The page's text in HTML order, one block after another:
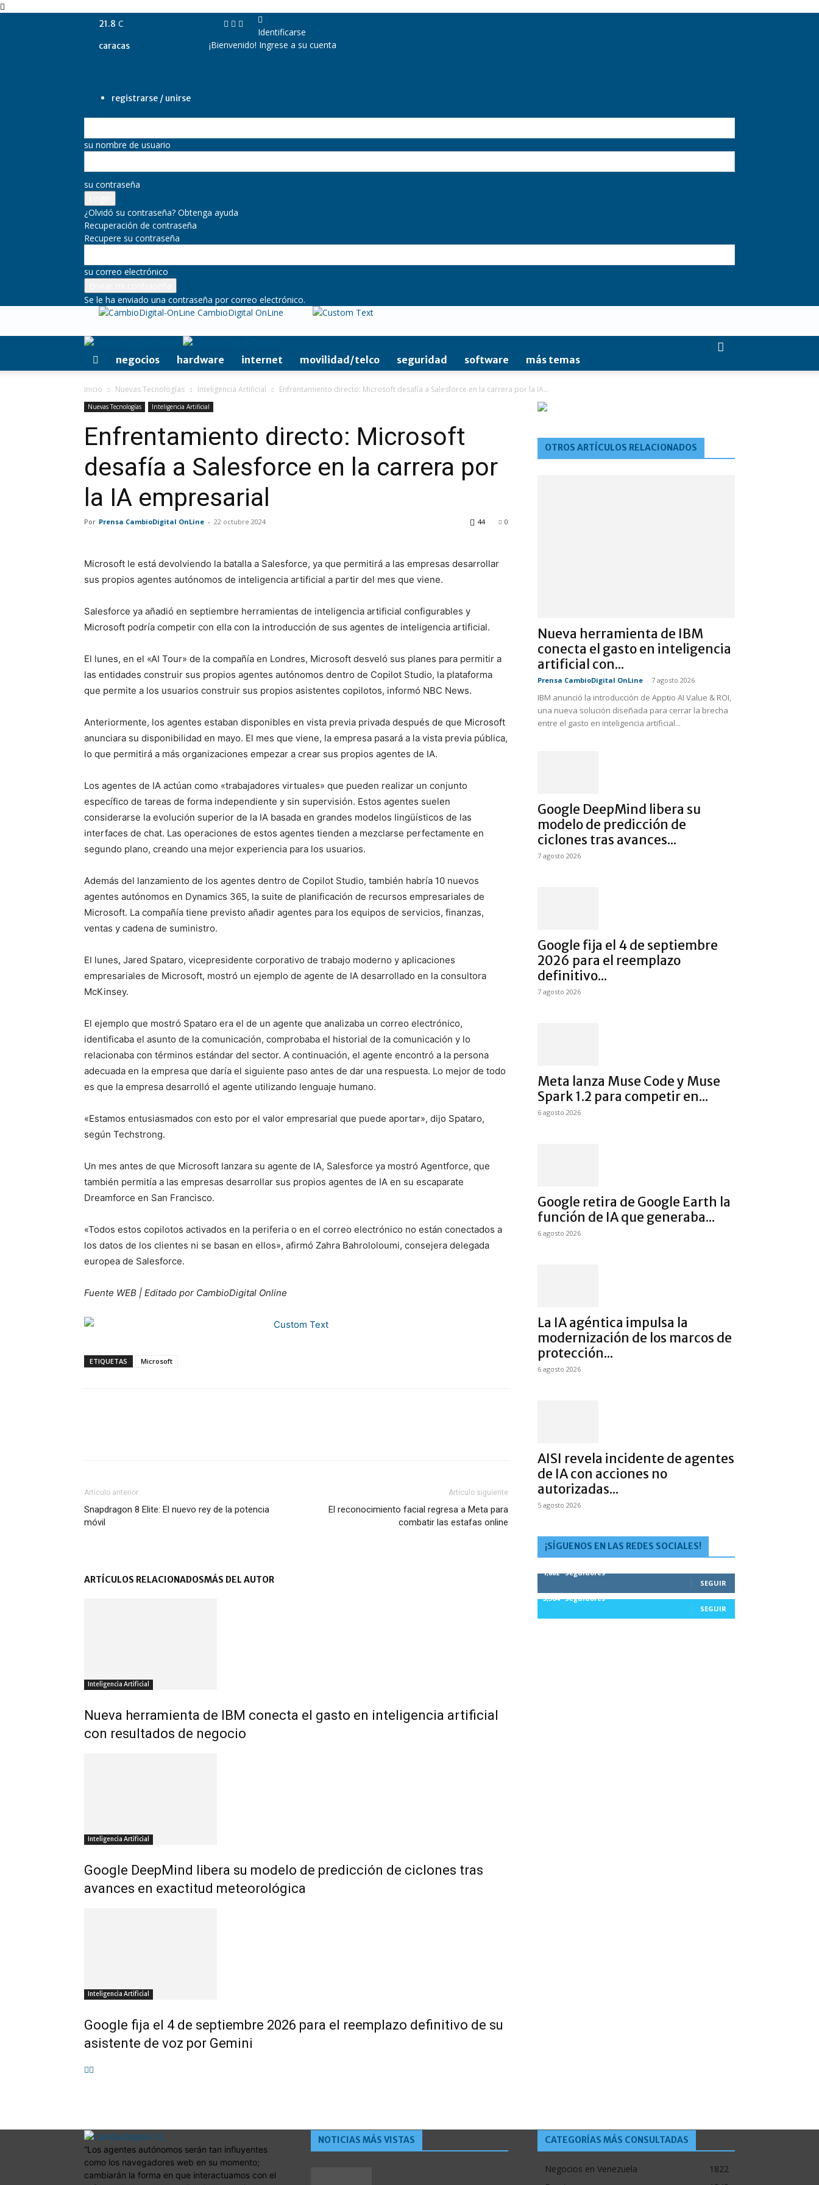
21.8 C
caracas
registrarse / unirse
Identificarse
¡Bienvenido! Ingrese a su cuenta
su nombre de usuario
su contraseña
¿Olvidó su contraseña? Obtenga ayuda
Recuperación de contraseña
Recupere su contraseña
su correo electrónico
Se le ha enviado una contraseña por correo electrónico.
CambioDigital OnLine
negocios hardware internet movilidad/telco seguridad software más temas
Inicio Nuevas Tecnologías Inteligencia Artificial Enfrentamiento directo: Microsoft desafía a Salesforce en la carrera por la IA...
Nuevas Tecnologías Inteligencia Artificial
Enfrentamiento directo: Microsoft
desafía a Salesforce en la carrera por
la IA empresarial
Por Prensa CambioDigital OnLine - 22 octubre 2024 0
44
Microsoft le está devolviendo la batalla a Salesforce, ya que permitirá a las empresas desarrollar
sus propios agentes autónomos de inteligencia artificial a partir del mes que viene.
Salesforce ya añadió en septiembre herramientas de inteligencia artificial configurables y
Microsoft podría competir con ella con la introducción de sus agentes de inteligencia artificial.
El lunes, en el «AI Tour» de la compañía en Londres, Microsoft desveló sus planes para permitir a
las entidades construir sus propios agentes autónomos dentro de Copilot Studio, la plataforma
que permite a los usuarios construir sus propios asistentes copilotos, informó NBC News.
Anteriormente, los agentes estaban disponibles en vista previa privada después de que Microsoft
anunciara su disponibilidad en mayo. El mes que viene, la empresa pasará a la vista previa pública,
lo que permitirá a más organizaciones empezar a crear sus propios agentes de IA.
Los agentes de IA actúan como «trabajadores virtuales» que pueden realizar un conjunto
específico de tareas de forma independiente y sin supervisión. Estos agentes suelen
considerarse la evolución superior de la IA basada en grandes modelos lingüísticos de las
interfaces de chat. Las operaciones de estos agentes tienden a mezclarse perfectamente en
segundo plano, creando una mejor experiencia para los usuarios.
Además del lanzamiento de los agentes dentro de Copilot Studio, también habría 10 nuevos
agentes autónomos en Dynamics 365, la suite de planificación de recursos empresariales de
Microsoft. La compañía tiene previsto añadir agentes para los equipos de servicios, finanzas,
ventas y cadena de suministro.
El lunes, Jared Spataro, vicepresidente corporativo de trabajo moderno y aplicaciones
empresariales de Microsoft, mostró un ejemplo de agente de IA desarrollado en la consultora
McKinsey.
El ejemplo que mostró Spataro era el de un agente que analizaba un correo electrónico,
identificaba el asunto de la comunicación, comprobaba el historial de la comunicación y lo
relacionaba con términos estándar del sector. A continuación, el agente encontró a la persona
adecuada en la empresa que daría el siguiente paso antes de dar una respuesta. Lo mejor de todo
es que la empresa desarrolló el agente utilizando lenguaje humano.
«Estamos entusiasmados con esto por el valor empresarial que puede aportar», dijo Spataro,
según Techstrong.
Un mes antes de que Microsoft lanzara su agente de IA, Salesforce ya mostró Agentforce, que
también permitía a las empresas desarrollar sus propios agentes de IA en su escaparate
Dreamforce en San Francisco.
«Todos estos copilotos activados en la periferia o en el correo electrónico no están conectados a
los datos de los clientes ni se basan en ellos», afirmó Zahra Bahrololoumi, consejera delegada
europea de Salesforce.
Fuente WEB | Editado por CambioDigital Online
ETIQUETAS Microsoft
Artículo anterior
Snapdragon 8 Elite: El nuevo rey de la potencia
móvil
Artículo siguiente
El reconocimiento facial regresa a Meta para
combatir las estafas online
ARTÍCULOS RELACIONADOSMÁS DEL AUTOR
Inteligencia Artificial
Nueva herramienta de IBM conecta el gasto en inteligencia artificial
con resultados de negocio
Inteligencia Artificial
Google DeepMind libera su modelo de predicción de ciclones tras
avances en exactitud meteorológica
Inteligencia Artificial
Google fija el 4 de septiembre 2026 para el reemplazo definitivo de su
asistente de voz por Gemini
OTROS ARTÍCULOS RELACIONADOS
Nueva herramienta de IBM
conecta el gasto en inteligencia
artificial con...
Prensa CambioDigital OnLine - 7 agosto 2026
IBM anunció la introducción de Apptio AI Value & ROI,
una nueva solución diseñada para cerrar la brecha
entre el gasto en inteligencia artificial...
Google DeepMind libera su
modelo de predicción de
ciclones tras avances...
7 agosto 2026
Google fija el 4 de septiembre
2026 para el reemplazo
definitivo...
7 agosto 2026
Meta lanza Muse Code y Muse
Spark 1.2 para competir en...
6 agosto 2026
Google retira de Google Earth la
función de IA que generaba...
6 agosto 2026
La IA agéntica impulsa la
modernización de los marcos de
protección...
6 agosto 2026
AISI revela incidente de agentes
de IA con acciones no
autorizadas...
5 agosto 2026
¡SÍGUENOS EN LAS REDES SOCIALES!
1,882 Seguidores
SEGUIR
5,564
Seguidores
SEGUIR
“Los agentes autónomos serán tan influyentes
como los navegadores web en su momento;
cambiarán la forma en que interactuamos con el
NOTICIAS MÁS VISTAS CATEGORÍAS MÁS CONSULTADAS
Negocios en Venezuela
1822